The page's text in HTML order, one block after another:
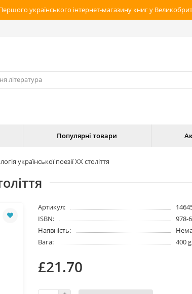
українського інтернет-магазину книг у
Популярні товари
української поезії ХХ століття
Артикул:
ISBN:
978-
Наявність:
Вага:
400 g
£21.70